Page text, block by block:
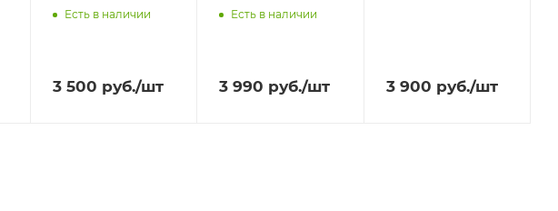
Есть в наличии
3 500 руб./шт
Есть в наличии
3 990 руб./шт 3 900 руб./шт